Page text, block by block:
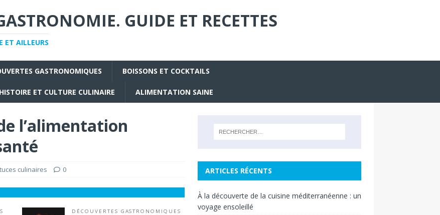
GUIDE ET RECETTES
ET AILLEURS
GASTRONOMIQUES BOISSONS ET COCKTAILS
HISTOIRE ET CULTURE CULINAIRE ALIMENTATION SAINE
l’alimentation
culinaires 0
DÉCOUVERTES GASTRONOMIQUES
ARTICLES RÉCENTS
À la découverte de la cuisine méditerranéenne : un
voyage ensoleillé